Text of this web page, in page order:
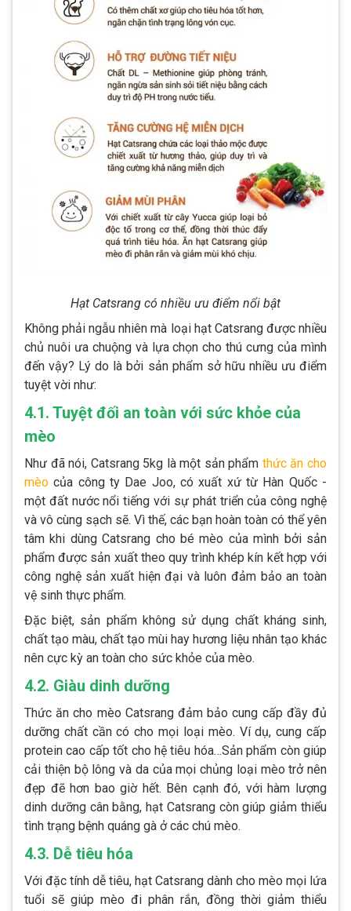
Hạt Catsrang có nhiều ưu điểm nổi bật
Không phải ngẫu nhiên mà loại hạt Catsrang được nhiều
chủ nuôi ưa chuộng và lựa chọn cho thú cưng của mình
đến vậy? Lý do là bởi sản phẩm sở hữu nhiều ưu điểm
tuyệt vời như:
4.1. Tuyệt đối an toàn với sức khỏe của
mèo
Như đã nói, Catsrang 5kg là một sản phẩm thức ăn cho
mèo của công ty Dae Joo, có xuất xứ từ Hàn Quốc -
một đất nước nổi tiếng với sự phát triển của công nghệ
và vô cùng sạch sẽ. Vì thế, các bạn hoàn toàn có thể yên
tâm khi dùng Catsrang cho bé mèo của mình bởi sản
phẩm được sản xuất theo quy trình khép kín kết hợp với
công nghệ sản xuất hiện đại và luôn đảm bảo an toàn
vệ sinh thực phẩm.
Đặc biệt, sản phẩm không sử dụng chất kháng sinh,
chất tạo màu, chất tạo mùi hay hương liệu nhân tạo khác
nên cực kỳ an toàn cho sức khỏe của mèo.
4.2. Giàu dinh dưỡng
Thức ăn cho mèo Catsrang đảm bảo cung cấp đầy đủ
dưỡng chất cần có cho mọi loại mèo. Ví dụ, cung cấp
protein cao cấp tốt cho hệ tiêu hóa…Sản phẩm còn giúp
cải thiện bộ lông và da của mọi chủng loại mèo trở nên
đẹp đẽ hơn bao giờ hết. Bên cạnh đó, với hàm lượng
dinh dưỡng cân bằng, hạt Catsrang còn giúp giảm thiểu
tình trạng bệnh quáng gà ở các chú mèo.
4.3. Dễ tiêu hóa
Với đặc tính dễ tiêu, hạt Catsrang dành cho mèo mọi lứa
tuổi sẽ giúp mèo đi phân rắn, đồng thời giảm thiểu